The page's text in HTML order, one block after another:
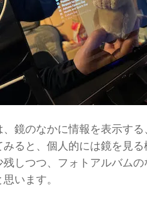
、鏡のなかに情報を表示す
みると、個人的には鏡を見
残しつつ、フォトアルバム
います。